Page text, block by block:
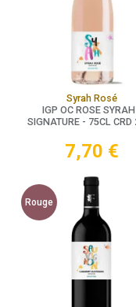
Syrah Rosé
IGP OC ROSE
SIGNATURE - 75CL CRD
7,70 €
Rouge